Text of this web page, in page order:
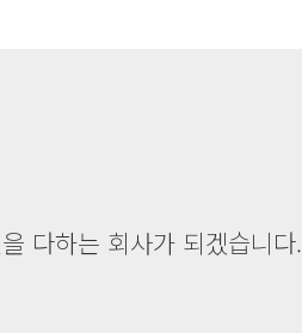
다하는 회사가 되겠습니다.